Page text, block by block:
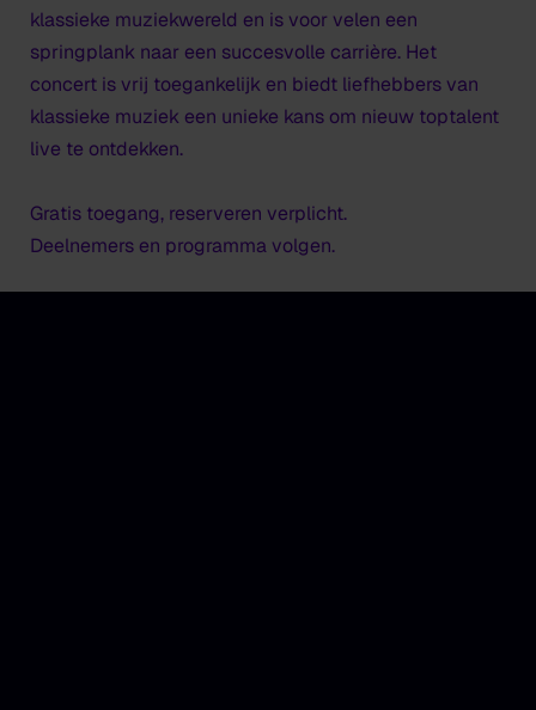
klassieke muziekwereld en is voor velen een
springplank naar een succesvolle carrière. Het
concert is vrij toegankelijk en biedt liefhebbers van
klassieke muziek een unieke kans om nieuw toptalent
live te ontdekken.
Gratis toegang, reserveren verplicht.
Deelnemers en programma volgen.